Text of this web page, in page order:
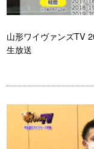
山形ワイヴァンズTV
生放送